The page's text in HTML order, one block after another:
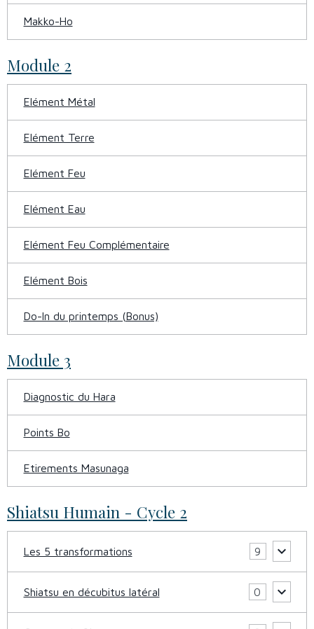
Makko-Ho
Module 2
Elément Métal
Elément Terre
Elément Feu
Elément Eau
Elément Feu Complémentaire
Elément Bois
Do-In du printemps (Bonus)
Module 3
Diagnostic du Hara
Points Bo
Etirements Masunaga
Shiatsu Humain - Cycle 2
Les 5 transformations 9
Shiatsu en décubitus latéral 0